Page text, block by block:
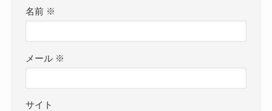
名前 ※
メール ※
サイト